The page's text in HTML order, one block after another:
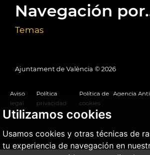
Utilizamos cookies
Usamos cookies y otras técnicas de
tu experiencia de navegación en
Navegación
Temas
Ajuntament de València © 2026
Aviso
legal
Política
privacidad
Política de
cookies
Agencia